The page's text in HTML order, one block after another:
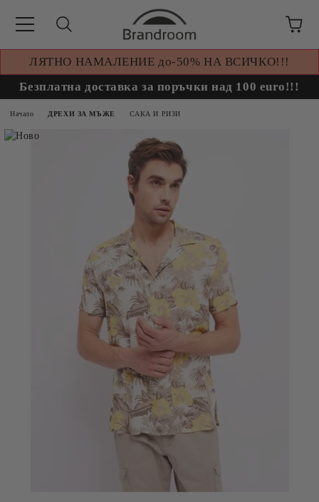
ЛЯТНО НАМАЛЕНИЕ до-50% НА ВСИЧКО!!!
Безплатна доставка за поръчки над 100 euro!!!
Начало ДРЕХИ ЗА МЪЖЕ САКА И РИЗИ